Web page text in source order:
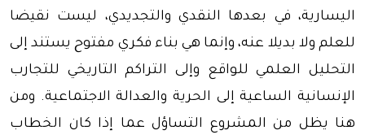
اليسارية، في بعدها النقدي والتجديدي، ليست نقيضا
للعلم ولا بديلا عنه، وإنما هي بناء فكري مفتوح يستند إلى
التحليل العلمي للواقع وإلى التراكم التاريخي للتجارب
الإنسانية الساعية إلى الحرية والعدالة الاجتماعية. ومن
هنا يظل من المشروع التساؤل عما إذا كان الخطاب